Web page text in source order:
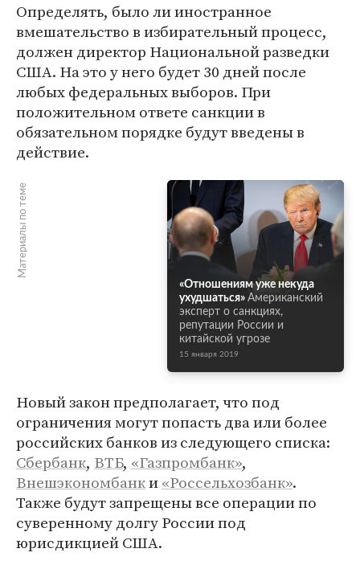
Определять, было ли иностранное
вмешательство в избирательный процесс,
должен директор Национальной разведки
США. На это у него будет 30 дней после
любых федеральных выборов. При
положительном ответе санкции в
обязательном порядке будут введены в
действие.
Материалы по теме
«Отношениям уже некуда
ухудшаться» Американский
эксперт о санкциях,
репутации России и
китайской угрозе
15 января 2019
Новый закон предполагает, что под
ограничения могут попасть два или более
российских банков из следующего списка:
Сбербанк, ВТБ, «Газпромбанк»,
Внешэкономбанки«Россельхозбанк».
Также будут запрещены все операции по
суверенному долгу России под
юрисдикцией США.